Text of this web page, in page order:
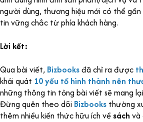
người dùng, thương hiệu mới có thể
tin vững chắc từ phía khách hàng.
Lời kết:
Qua bài viết, Bizbooksđã chỉ ra được
khái quát 10 yếu tố hình thành nên
những thông tin tỏng bài viết sẽ mang
Đừng quên theo dõi Bizbooks thường
thêm nhiều kiến thức hữu ích về sách và